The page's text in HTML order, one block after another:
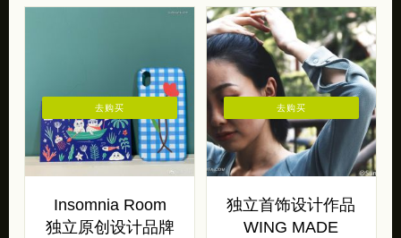
Insomnia Room
独立原创设计品牌
去购买
独立首饰设计作品
WING MADE
去购买